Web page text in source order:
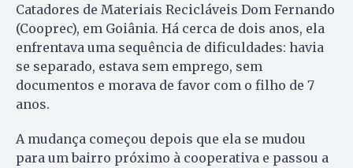
Catadores de Materiais Recicláveis Dom Fernando
(Cooprec), em Goiânia. Há cerca de dois anos, ela
enfrentava uma sequência de dificuldades: havia
se separado, estava sem emprego, sem
documentos e morava de favor com o filho de 7
anos.
A mudança começou depois que ela se mudou
para um bairro próximo à cooperativa e passou a